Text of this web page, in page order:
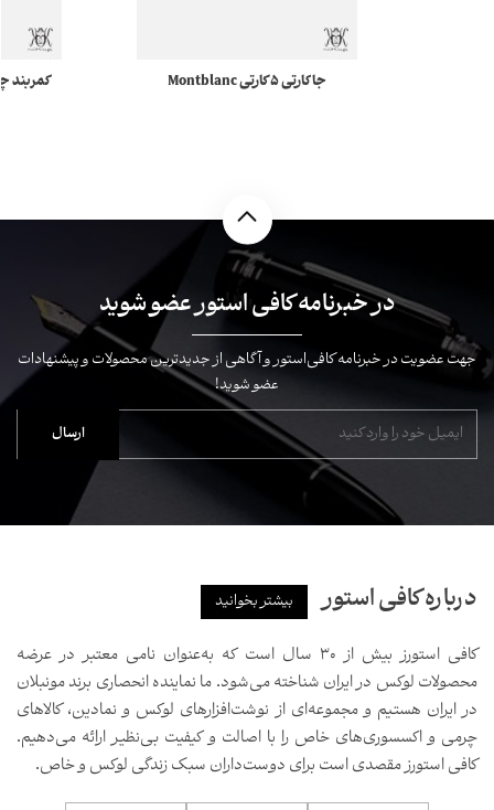
جاکارتی ۵ کارتی Montblanc
کمربند چرم
در خبرنامه کافی استور عضو شوید
جهت عضویت در خبرنامه کافی‌استور و آگاهی از جدیدترین محصولات و پیشنهادات
عضو شوید!
درباره کافی استور بیشتر بخوانید
کافی استورز بیش از ۳۰ سال است که به‌عنوان نامی معتبر در عرضه
محصولات لوکس در ایران شناخته می‌شود. ما نماینده انحصاری برند مونبلان
در ایران هستیم و مجموعه‌ای از نوشت‌افزارهای لوکس و نمادین، کالاهای
چرمی و اکسسوری‌های خاص را با اصالت و کیفیت بی‌نظیر ارائه می‌دهیم.
کافی استورز مقصدی است برای دوست‌داران سبک زندگی لوکس و خاص.